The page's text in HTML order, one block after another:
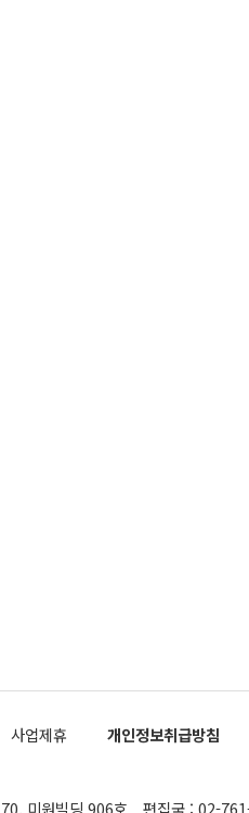
사업제휴 개인정보취급방침
미원빌딩 906호 편집국 : 02-